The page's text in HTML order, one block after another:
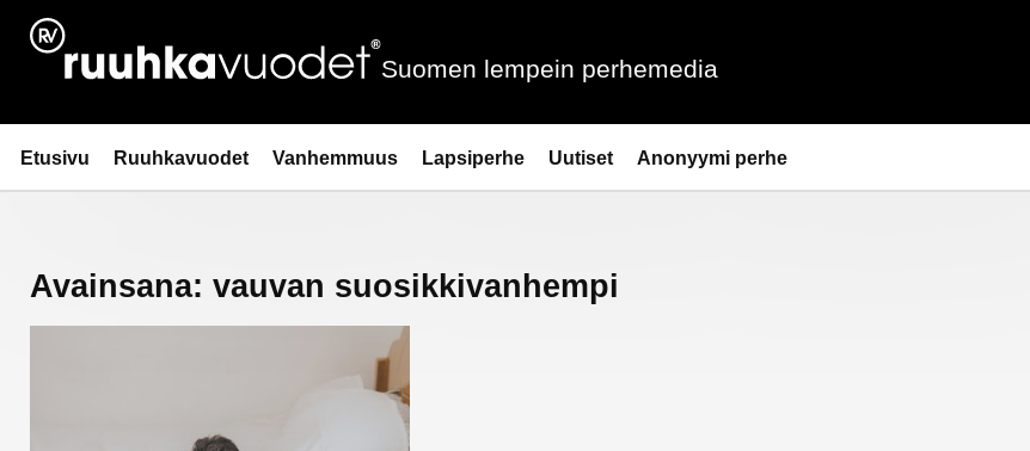
Siirry
sisältöön
Ruuhkavuodet.fi
Suomen lempein perhemedia
Etusivu Ruuhkavuodet Vanhemmuus Lapsiperhe Uutiset Anonyymi perhe
Avainsana: vauvan suosikkivanhempi